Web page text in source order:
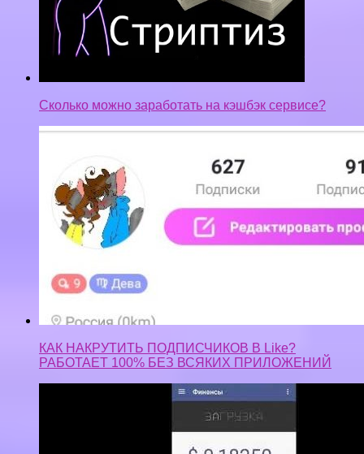
Сколько можно заработать на кэшбэк сервисе?
КАК НАКРУТИТЬ ПОДПИСЧИКОВ В Like?
РАБОТАЕТ 100% БЕЗ ВСЯКИХ ПРИЛОЖЕНИЙ